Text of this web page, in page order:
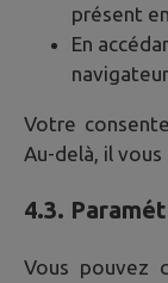
présent
En
Votre
Au-delà, il vous
4.3.
Vous pouvez